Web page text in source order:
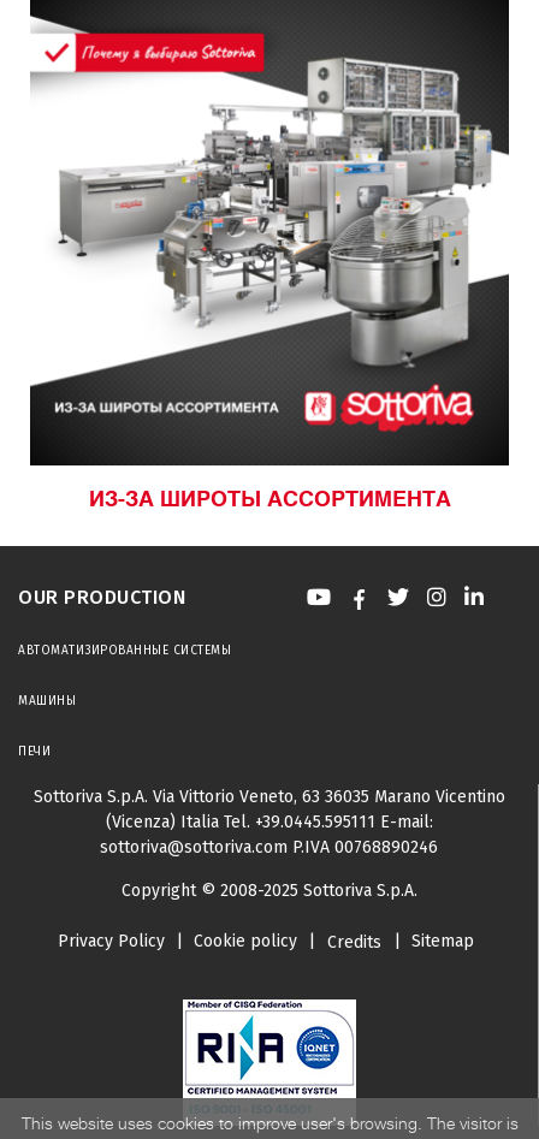
ИЗ-ЗА ШИРОТЫ АССОРТИМЕНТА
OUR PRODUCTION
АВТОМАТИЗИРОВАННЫЕ СИСТЕМЫ
МАШИНЫ
ПЕЧИ
Sottoriva S.p.A. Via Vittorio Veneto, 63 36035 Marano Vicentino
(Vicenza) ItaliaTel. +39.0445.595111 E-mail:
sottoriva@sottoriva.com P.IVA 00768890246
Copyright © 2008-2025 Sottoriva S.p.A.
Privacy Policy Cookie policy Credits Sitemap
This website uses cookies to improve user's browsing. The visitor is